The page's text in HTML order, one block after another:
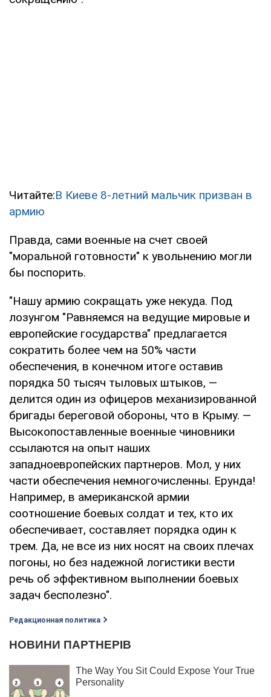
Читайте:В Киеве 8-летний мальчик призван в
армию
Правда, сами военные на счет своей
"моральной готовности" к увольнению могли
бы поспорить.
"Нашу армию сокращать уже некуда. Под
лозунгом "Равняемся на ведущие мировые и
европейские государства" предлагается
сократить более чем на 50% части
обеспечения, в конечном итоге оставив
порядка 50 тысяч тыловых штыков, —
делится один из офицеров механизированной
бригады береговой обороны, что в Крыму. —
Высокопоставленные военные чиновники
ссылаются на опыт наших
западноевропейских партнеров. Мол, у них
части обеспечения немногочисленны. Ерунда!
Например, в американской армии
соотношение боевых солдат и тех, кто их
обеспечивает, составляет порядка один к
трем. Да, не все из них носят на своих плечах
погоны, но без надежной логистики вести
речь об эффективном выполнении боевых
задач бесполезно".
Редакционная политика